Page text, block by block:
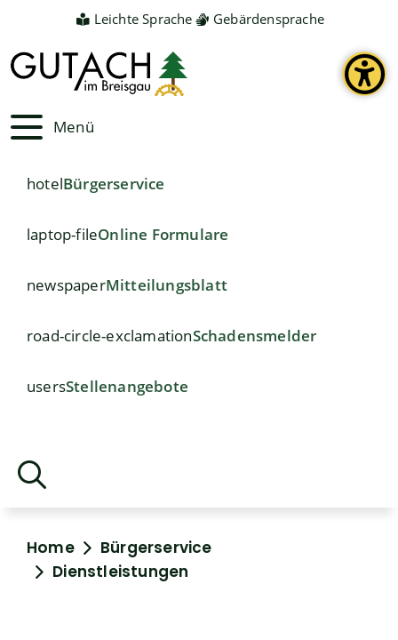
Leichte Sprache Gebärdensprache
Menü
hotelBürgerservice
laptop-fileOnline Formulare
newspaperMitteilungsblatt
road-circle-exclamationSchadensmelder
usersStellenangebote
Home
Bürgerservice
Dienstleistungen